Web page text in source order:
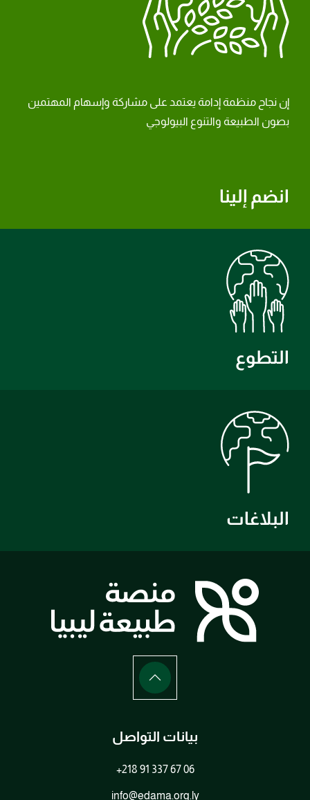
انضم إلينا
إن نجاح منظمة إدامة يعتمد على مشاركة وإسهام المهتمين
بصون الطبيعة والتنوع البيولوجي
التطوع
البلاغات
بيانات التواصل
+218 91 337 67 06
info@edama.org.ly